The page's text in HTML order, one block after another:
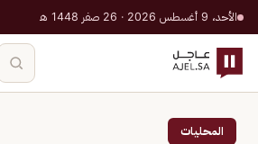
الأحد، 9 أغسطس 2026 · 26 صفر 1448 هـ
المحليات